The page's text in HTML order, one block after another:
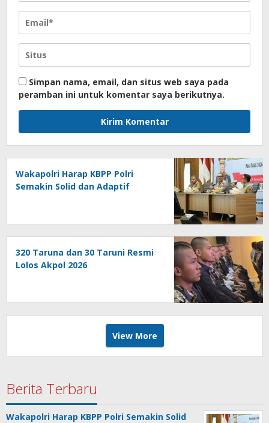
Simpan nama, email, dan situs web saya pada
peramban ini untuk komentar saya berikutnya.
Wakapolri Harap KBPP Polri
Semakin Solid dan Adaptif
320 Taruna dan 30 Taruni Resmi
Lolos Akpol 2026
View More
Berita Terbaru
Wakapolri Harap KBPP Polri Semakin Solid